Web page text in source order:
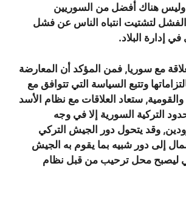
وليس هناك أفضل من السوريين
لتشتيت انتباه الناس عن فشل
إدارة البلاد.
مع سوريا, فمن المؤكد أن المعارضة
وتتبع السياسة التي تتوافق مع
والقومية, ستعاد العلاقات مع نظام الأسد
التركية السورية إلا في وجه
وقد يتحول دور الجيش التركي
إلى دور شبيه بما يقوم به الجيش
ليصبح محل ترحيب من قبل نظام